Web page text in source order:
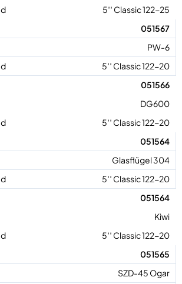
5′′ Classic 122-25
051567
PW-6
5′′ Classic 122-20
051566
DG600
5′′ Classic 122-20
051564
Glasflügel 304
5′′ Classic 122-20
051564
Kiwi
5′′ Classic 122-20
051565
SZD-45 Ogar